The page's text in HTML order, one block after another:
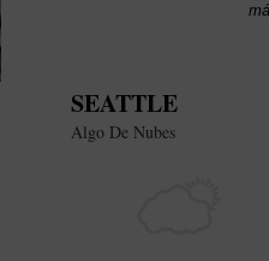
SEATTLE
Algo De Nubes